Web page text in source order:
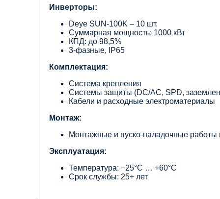
Инверторы:
Deye SUN-100K – 10 шт.
Суммарная мощность: 1000 кВт
КПД: до 98,5%
3-фазные, IP65
Комплектация:
Система крепления
Системы защиты (DC/AC, SPD,
Кабели и расходные электроматериалы
Монтаж:
Монтажные и пуско-наладочные работы
Эксплуатация:
Температура: −25°C … +60°C
Срок службы: 25+ лет